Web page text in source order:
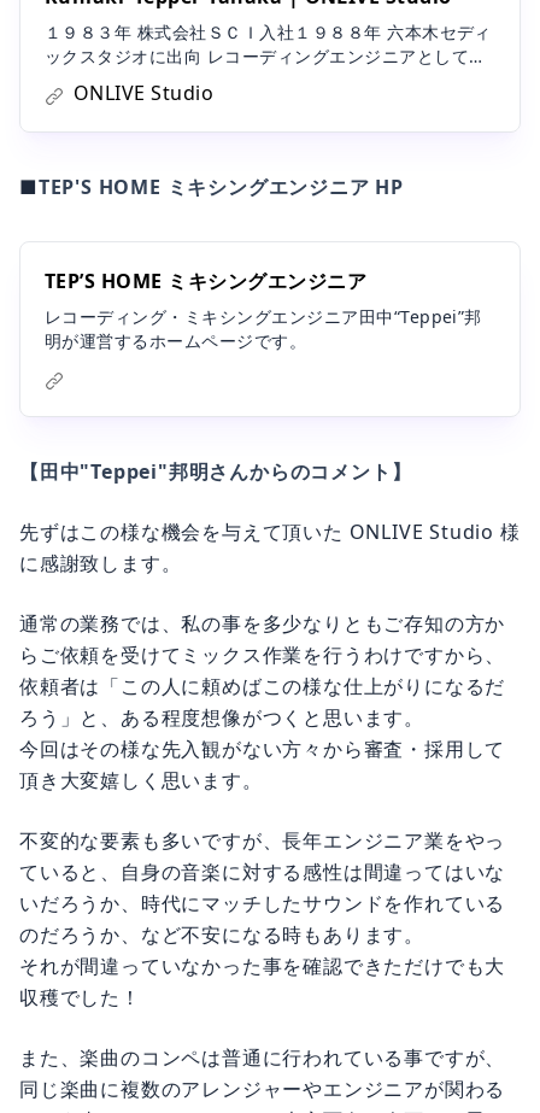
１９８３年 株式会社ＳＣＩ入社１９８８年 六本木セディ
ックスタジオに出向 レコーディングエンジニアとしてキ
ャリアスタート。１９９９年 六本木都市開発によりスタ
ジオ閉鎖を期に退社。 フリーのミキシング・レコーディ
ングエンジニアとして活動開始。 現在に至る。 私が携わ
った作品の詳細はホームページに掲載させて頂いてま
ONLIVE Studio
レコーディング・ミキシングエンジニア田中“Teppei”邦
明が運営するホームページです。
に感謝致します。
らご依頼を受けてミックス作業を行うわけですから、
依頼者は「この人に頼めばこの様な仕上がりになるだ
ろう」と、ある程度想像がつくと思います。
今回はその様な先入観がない方々から審査・採用して
頂き大変嬉しく思います。
ていると、自身の音楽に対する感性は間違ってはいな
いだろうか、時代にマッチしたサウンドを作れている
のだろうか、など不安になる時もあります。
それが間違っていなかった事を確認できただけでも大
収穫でした！
同じ楽曲に複数のアレンジャーやエンジニアが関わる
という事はありませんので、大変面白い企画だと思い